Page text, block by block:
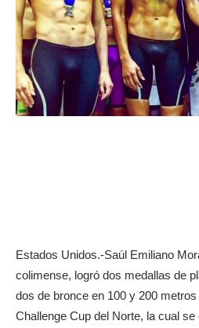
Estados Unidos.-Saúl Emiliano
colimense, logró dos medallas de
dos de bronce en 100 y 200
Challenge Cup del Norte, la cual